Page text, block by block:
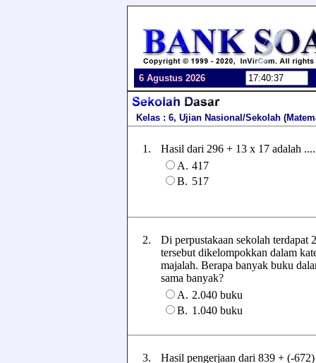
6 Agustus 2026
Kelas : 6, Ujian Nasional/Sekolah
1.
Hasil dari 296 + 13 x 17 adalah
A. 417
B. 517
2.
Di perpustakaan sekolah
tersebut dikelompokkan dalam
majalah. Berapa banyak buku
sama banyak?
A. 2.040 buku
B. 1.040 buku
3.
Hasil pengerjaan dari 839 + (-